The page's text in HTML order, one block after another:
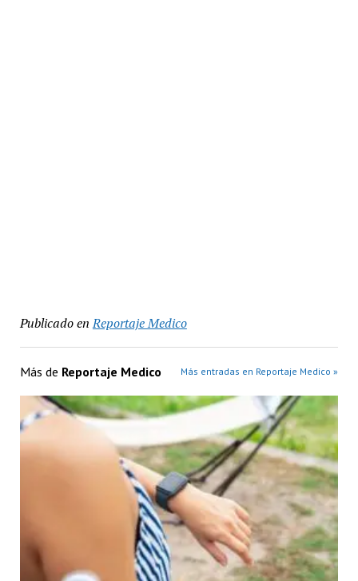
Publicado en Reportaje Medico
Más de Reportaje Medico Más entradas en Reportaje Medico »